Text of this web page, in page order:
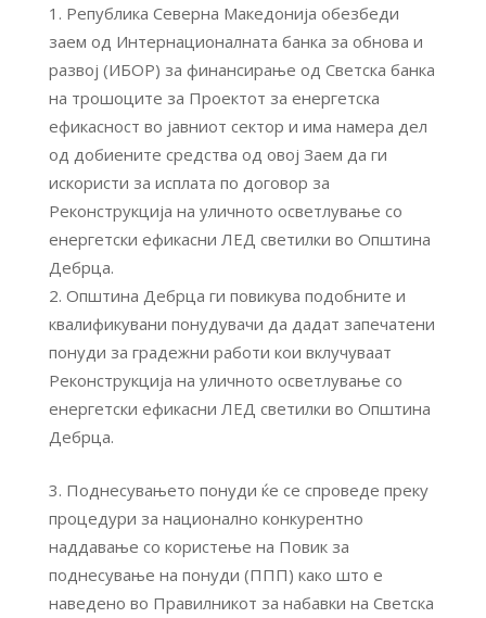
Република Северна Македонија обезбеди
заем од Интернационалната банка за обнова и
развој (ИБОР) за финансирање од Светска банка
на трошоците за Проектот за енергетска
ефикасност во јавниот сектор и има намера дел
од добиените средства од овој Заем да ги
искористи за исплата по договор за
Реконструкција на уличното осветлување со
енергетски ефикасни ЛЕД светилки во Општина
Дебрца.
Општина Дебрца ги повикува подобните и
квалификувани понудувачи да дадат запечатени
понуди за градежни работи кои вклучуваат
Реконструкција на уличното осветлување со
енергетски ефикасни ЛЕД светилки во Општина
Дебрца.
Поднесувањето понуди ќе се спроведе преку
процедури за национално конкурентно
наддавање со користење на Повик за
поднесување на понуди (ППП) како што е
наведено во Правилникот за набавки на Светска